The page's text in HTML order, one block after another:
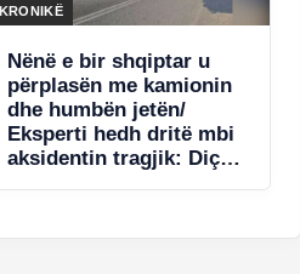
KRONIKË
Nënë e bir shqiptar u
përplasën me kamionin
dhe humbën jetën/
Eksperti hedh dritë mbi
aksidentin tragjik: Diçka